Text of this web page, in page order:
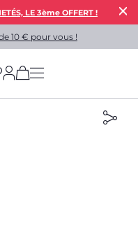
LE 3ème OFFERT !
10 € pour vous !
(has more options